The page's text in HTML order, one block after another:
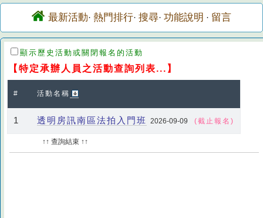
最新活動· 熱門排行· 搜尋· 功能說明 · 留言
顯示歷史活動或關閉報名的活動
【特定承辦人員之活動查詢列表...】
# 活動名稱
1 透明房訊南區法拍入門班 2026-09-09 (截止報名)
↑↑ 查詢結束 ↑↑